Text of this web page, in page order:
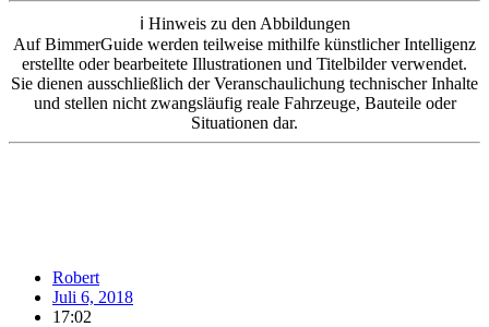
ℹ️ Hinweis zu den Abbildungen
Auf BimmerGuide werden teilweise mithilfe künstlicher Intelligenz
erstellte oder bearbeitete Illustrationen und Titelbilder verwendet.
Sie dienen ausschließlich der Veranschaulichung technischer Inhalte
und stellen nicht zwangsläufig reale Fahrzeuge, Bauteile oder
Situationen dar.
Robert
Juli 6, 2018
17:02